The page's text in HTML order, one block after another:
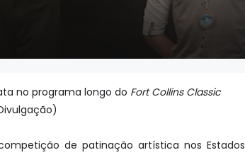
no programa longo do Fort Collins Classic
de patinação artística nos Estados